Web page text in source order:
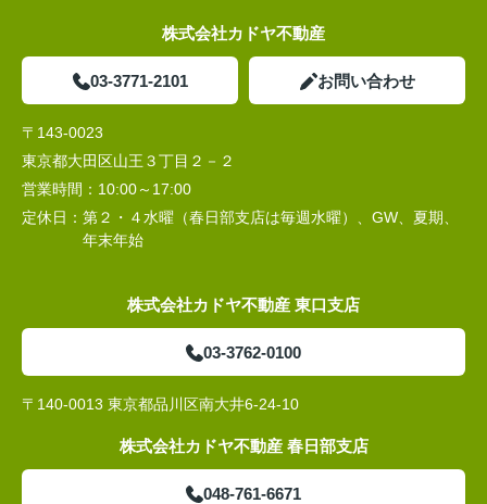
株式会社カドヤ不動産
03-3771-2101 お問い合わせ
〒143-0023
東京都大田区山王３丁目２－２
営業時間： 10:00～17:00
定休日： 第２・４水曜（春日部支店は毎週水曜）、GW、夏期、
年末年始
株式会社カドヤ不動産 東口支店
03-3762-0100
〒140-0013 東京都品川区南大井6-24-10
株式会社カドヤ不動産 春日部支店
048-761-6671